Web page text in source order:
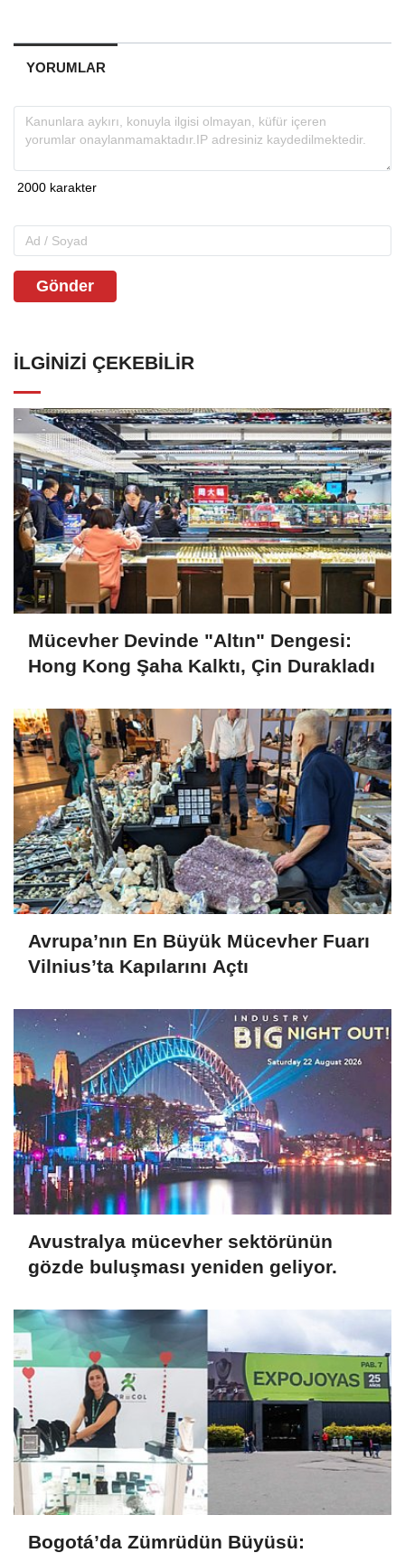
YORUMLAR
Gönder
İLGINIZI ÇEKEBILIR
Mücevher Devinde "Altın" Dengesi:
Hong Kong Şaha Kalktı, Çin Durakladı
Avrupa’nın En Büyük Mücevher Fuarı
Vilnius’ta Kapılarını Açtı
Avustralya mücevher sektörünün
gözde buluşması yeniden geliyor.
Bogotá’da Zümrüdün Büyüsü: